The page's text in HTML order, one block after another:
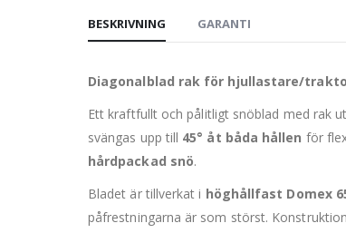
BESKRIVNING GARANTI
Diagonalblad rak för hjullastare/
Ett kraftfullt och pålitligt snöblad med rak
svängas upp till 45° åt båda hållen för
hårdpackad snö.
Bladet är tillverkat i höghållfast Domex
påfrestningarna är som störst.